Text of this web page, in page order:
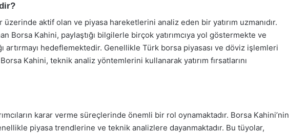
aktif olan ve piyasa hareketlerini analiz eden bir yatırım uzmanıdır.
Borsa Kahini, paylaştığı bilgilerle birçok yatırımcıya yol göstermekte ve
artırmayı hedeflemektedir. Genellikle Türk borsa piyasası ve döviz işlemleri
Kahini, teknik analiz yöntemlerini kullanarak yatırım fırsatlarını
karar verme süreçlerinde önemli bir rol oynamaktadır. Borsa Kahini’nin
piyasa trendlerine ve teknik analizlere dayanmaktadır. Bu tüyolar,